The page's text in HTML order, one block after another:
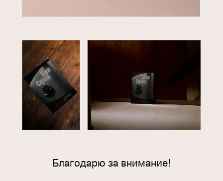
Благодарю за внимание!